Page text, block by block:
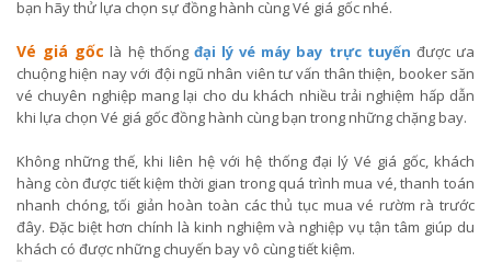
bạn hãy thử lựa chọn sự đồng hành cùng Vé giá gốc nhé.
Vé giá gốc là hệ thống đại lý vé máy bay trực tuyến được ưa
chuộng hiện nay với đội ngũ nhân viên tư vấn thân thiện, booker săn
vé chuyên nghiệp mang lại cho du khách nhiều trải nghiệm hấp dẫn
khi lựa chọn Vé giá gốc đồng hành cùng bạn trong những chặng bay.
Không những thế, khi liên hệ với hệ thống đại lý Vé giá gốc, khách
hàng còn được tiết kiệm thời gian trong quá trình mua vé, thanh toán
nhanh chóng, tối giản hoàn toàn các thủ tục mua vé rườm rà trước
đây. Đặc biệt hơn chính là kinh nghiệm và nghiệp vụ tận tâm giúp du
khách có được những chuyến bay vô cùng tiết kiệm.